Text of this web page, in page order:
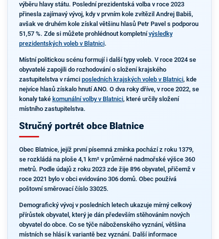
výběru hlavy státu. Poslední prezidentská volba v roce 2023
přinesla zajímavý vývoj, kdy v prvním kole zvítězil Andrej Babiš,
avšak ve druhém kole získal většinu hlasů Petr Pavel s podporou
51,57 %. Zde si můžete prohlédnout kompletnívýsledky
prezidentských voleb v Blatnici.
Místní politickou scénu formují i další typy voleb. V roce 2024 se
obyvatelé zapojili do rozhodování o složení krajského
zastupitelstva v rámci posledních krajských voleb v Blatnici, kde
nejvíce hlasů získalo hnutí ANO. O dva roky dříve, v roce 2022, se
konaly také komunální volby v Blatnici, které určily složení
místního zastupitelstva.
Stručný portrét obce Blatnice
Obec Blatnice, jejíž první písemná zmínka pochází z roku 1379,
se rozkládá na ploše 4,1 km² v průměrné nadmořské výšce 360
metrů. Podle údajů z roku 2023 zde žije 896 obyvatel, přičemž v
roce 2021 bylo v obci evidováno 306 domů. Obec používá
poštovní směrovací číslo 33025.
Demografický vývoj v posledních letech ukazuje mírný celkový
přírůstek obyvatel, který je dán především stěhováním nových
obyvatel do obce. Co se týče náboženského vyznání, většina
místních se hlásí k variantě bez vyznání. Další informace